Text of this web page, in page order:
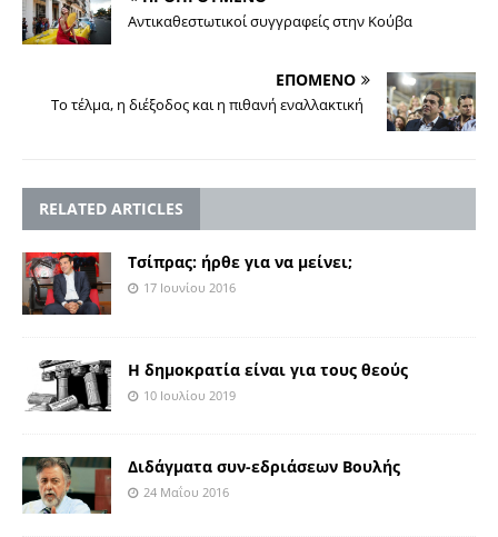
Αντικαθεστωτικοί συγγραφείς στην Κούβα
ΕΠΟΜΕΝΟ
Το τέλμα, η διέξοδος και η πιθανή εναλλακτική
RELATED ARTICLES
Τσίπρας: ήρθε για να μείνει;
17 Ιουνίου 2016
Η δημοκρατία είναι για τους θεούς
10 Ιουλίου 2019
Διδάγματα συν-εδριάσεων Βουλής
24 Μαΐου 2016